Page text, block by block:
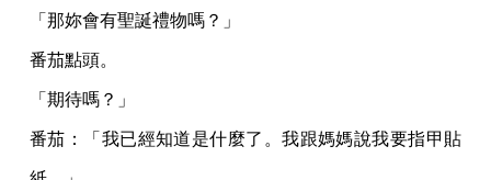
「那妳會有聖誕禮物嗎？」
番茄點頭。
「期待嗎？」
番茄：「我已經知道是什麼了。我跟媽媽說我要指甲貼